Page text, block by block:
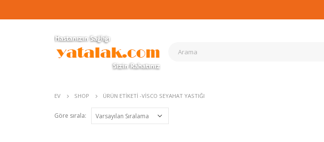
EV SHOP ÜRÜN ETIKETI -VISCO SEYAHAT YASTIĞI
Göre sırala: